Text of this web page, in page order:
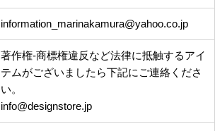
information_marinakamura@yahoo.co.jp
著作権-商標権違反など法律に抵触するアイ
テムがございましたら下記にご連絡くださ
い。
info@designstore.jp